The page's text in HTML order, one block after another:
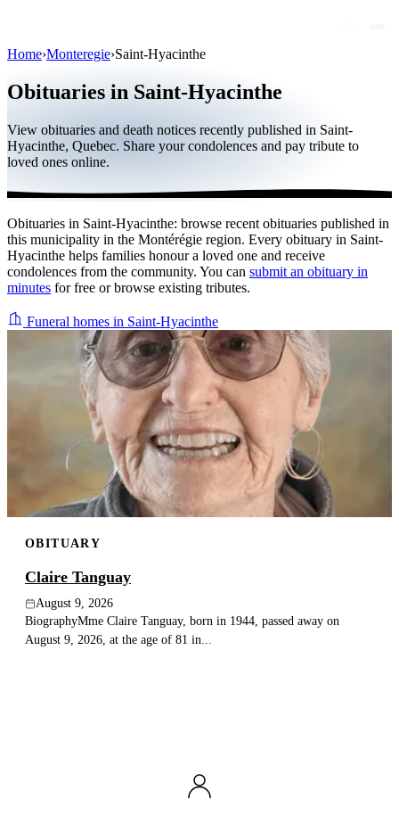
Public figures
Quebec
Canada
International
By region
By city
Eternea
Publish an obituary
Home›Monteregie›Saint-Hyacinthe
Obituaries in Saint-Hyacinthe
View obituaries and death notices recently published in Saint-
Hyacinthe, Quebec. Share your condolences and pay tribute to
loved ones online.
Obituaries in Saint-Hyacinthe: browse recent obituaries published in
this municipality in the Montérégie region. Every obituary in Saint-
Hyacinthe helps families honour a loved one and receive
condolences from the community. You can submit an obituary in
minutes for free or browse existing tributes.
Funeral homes in Saint-Hyacinthe
OBITUARY
Claire Tanguay
August 9, 2026
BiographyMme Claire Tanguay, born in 1944, passed away on
August 9, 2026, at the age of 81 in...